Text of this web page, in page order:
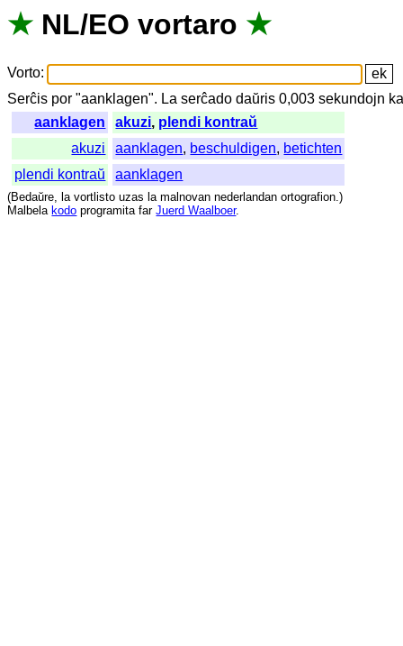
★ NL/EO vortaro ★
Vorto:
Serĉis por "aanklagen". La serĉado daŭris 0,003sekundojn
aanklagen
akuzi, plendi kontraŭ
akuzi
aanklagen, beschuldigen, betichten
plendi kontraŭ
aanklagen
(Bedaŭre, la vortlisto uzas la malnovan nederlandan ortografion.)
Malbela kodo programita far Juerd Waalboer.